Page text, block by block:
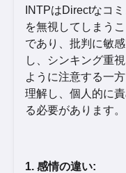
INTPはDirectなコ
を無視してしまう
であり、批判に敏
し、シンキング重
ように注意する一
理解し、個人的に
る必要があります。
1. 感情の違い: